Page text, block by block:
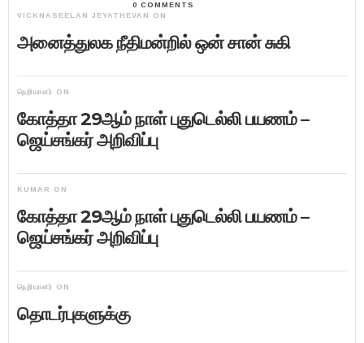
0 COMMENTS
VICKNASEELAN JEYATHEVAN
ON
அனைத்துலக நீதிமன்றில் ஒன் சான் சுகி
நெறியாளர் ON
கோத்தா 29ஆம் நாள் புதுடெல்லி பயணம் –
ஜெய்சங்கர் அறிவிப்பு
KUMAR ON
கோத்தா 29ஆம் நாள் புதுடெல்லி பயணம் –
ஜெய்சங்கர் அறிவிப்பு
நெறியாளர் ON
தொடர்புகளுக்கு